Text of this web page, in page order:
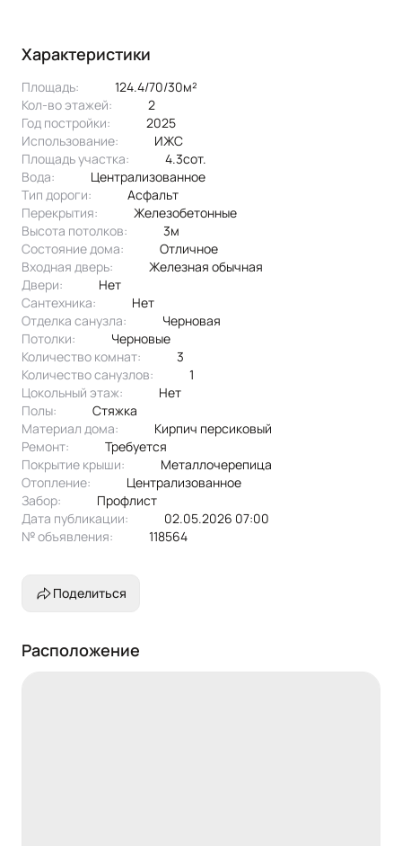
Характеристики
Площадь:
124.4/70/30м²
Кол-во этажей:
2
Год постройки:
2025
Использование:
ИЖС
Площадь участка:
4.3сот.
Вода:
централизованное
Тип дороги:
асфальт
Перекрытия:
Железобетонные
Высота потолков:
3м
Состояние дома:
Отличное
Входная дверь:
Железная обычная
Двери:
нет
Сантехника:
нет
Отделка санузла:
черновая
Потолки:
черновые
Количество комнат:
3
Количество санузлов:
1
Цокольный этаж:
Нет
Полы:
стяжка
Материал дома:
кирпич персиковый
Ремонт:
Требуется
Покрытие крыши:
металлочерепица
Отопление:
централизованное
Забор:
профлист
Дата публикации:
02.05.2026 07:00
№ объявления:
118564
Поделиться
Расположение